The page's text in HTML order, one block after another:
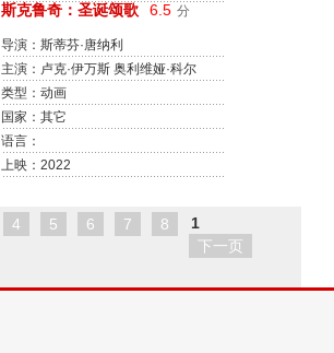
斯克鲁奇：圣诞颂歌 6.5 分
导演：斯蒂芬·唐纳利
主演：卢克·伊万斯 奥利维娅·科尔
曼 杰西·巴克利 强尼·弗林 弗拉·菲
吉尔斯·特雷拉 特雷弗·迪昂·尼古拉
斯 詹姆斯·科兹莫 荷马·托迪瓦拉 乔
纳森·普雷斯 杰米玛·露西·纽曼 德
类型：动画
国家：其它
语言：
上映：2022
1
4 5 6 7
8
下一页